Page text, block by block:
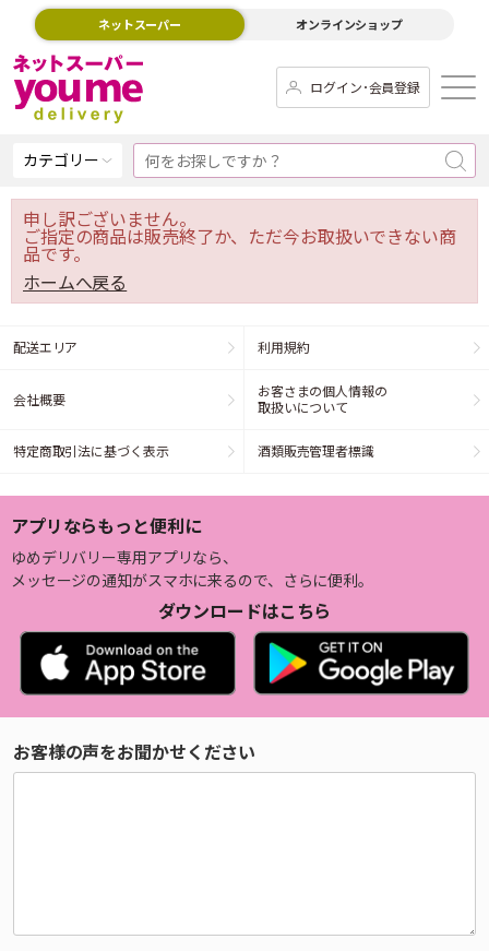
ネットスーパー オンラインショップ
ログイン･会員登録
カテゴリー
申し訳ございません。
ご指定の商品は販売終了か、ただ今お取扱いできない商
品です。
ホームへ戻る
配送エリア 利用規約
会社概要
お客さまの個人情報の
取扱いについて
特定商取引法に基づく表示 酒類販売管理者標識
アプリならもっと便利に
ゆめデリバリー専用アプリなら、
メッセージの通知がスマホに来るので、さらに便利。
ダウンロードはこちら
お客様の声をお聞かせください